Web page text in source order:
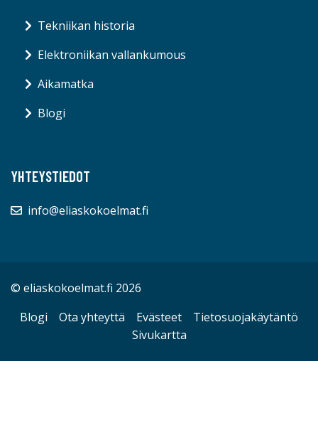
Tekniikan historia
Elektroniikan vallankumous
Aikamatka
Blogi
YHTEYSTIEDOT
info@eliaskokoelmat.fi
© eliaskokoelmat.fi 2026
Blogi
Ota yhteyttä Evästeet
Tietosuojakäytäntö
Sivukartta